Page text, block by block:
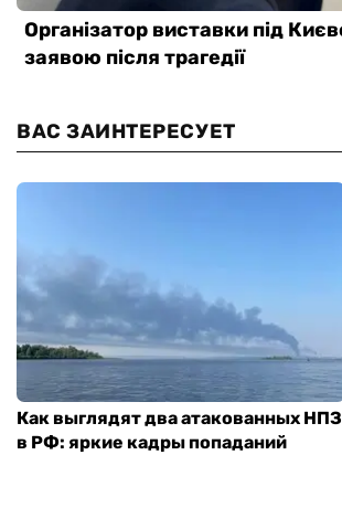
ВАС ЗАИНТЕРЕСУЕТ
Как выглядят два атакованных НПЗ
в РФ: яркие кадры попаданий